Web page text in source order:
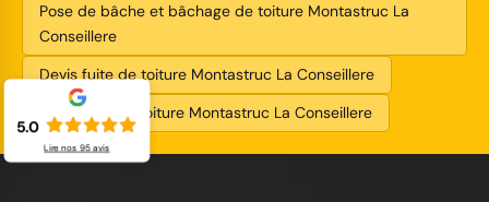
Pose de bâche et bâchage de toiture Montastruc La
Conseillere
Devis fuite de toiture Montastruc La Conseillere
Entreprise de toiture Montastruc La Conseillere
5.0
Lire nos 95avis